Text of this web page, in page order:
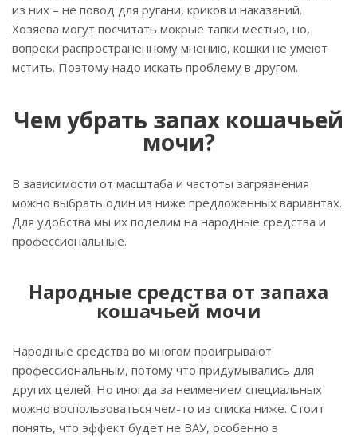
из них – не повод для ругани, криков и наказаний.
Хозяева могут посчитать мокрые тапки местью, но,
вопреки распространенному мнению, кошки не умеют
мстить. Поэтому надо искать проблему в другом.
Чем убрать запах кошачьей
мочи?
В зависимости от масштаба и частоты загрязнения
можно выбрать один из ниже предложенных вариантах.
Для удобства мы их поделим на народные средства и
профессиональные.
Народные средства от запаха
кошачьей мочи
Народные средства во многом проигрывают
профессиональным, потому что придумывались для
других целей. Но иногда за неимением специальных
можно воспользоваться чем-то из списка ниже. Стоит
понять, что эффект будет не ВАУ, особенно в